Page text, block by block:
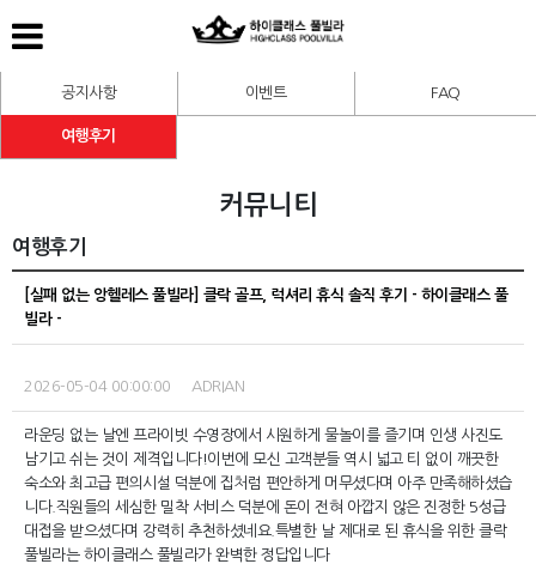
공지사항 이벤트 FAQ
여행후기
커뮤니티
여행후기
[실패 없는 앙헬레스 풀빌라] 클락 골프, 럭셔리 휴식 솔직 후기 - 하이클래스 풀
빌라 -
2026-05-04 00:00:00 ADRIAN
라운딩 없는 날엔 프라이빗 수영장에서 시원하게 물놀이를 즐기며 인생 사진도
남기고 쉬는 것이 제격입니다!이번에 모신 고객분들 역시 넓고 티 없이 깨끗한
숙소와 최고급 편의시설 덕분에 집처럼 편안하게 머무셨다며 아주 만족해하셨습
니다. 직원들의 세심한 밀착 서비스 덕분에 돈이 전혀 아깝지 않은 진정한 5성급
대접을 받으셨다며 강력히 추천하셨네요. 특별한 날 제대로 된 휴식을 위한 클락
풀빌라는 하이클래스 풀빌라가 완벽한 정답입니다